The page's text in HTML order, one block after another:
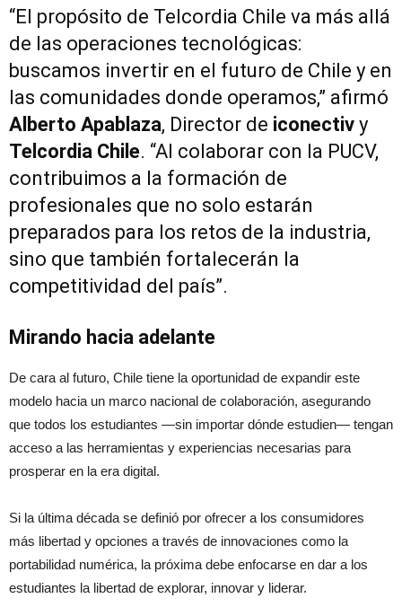
“El propósito de Telcordia Chile va más allá
de las operaciones tecnológicas:
buscamos invertir en el futuro de Chile y en
las comunidades donde operamos,” afirmó
Alberto Apablaza, Director de iconectiv y
Telcordia Chile. “Al colaborar con la PUCV,
contribuimos a la formación de
profesionales que no solo estarán
preparados para los retos de la industria,
sino que también fortalecerán la
competitividad del país”.
Mirando hacia adelante
De cara al futuro, Chile tiene la oportunidad de expandir este
modelo hacia un marco nacional de colaboración, asegurando
que todos los estudiantes —sin importar dónde estudien— tengan
acceso a las herramientas y experiencias necesarias para
prosperar en la era digital.
Si la última década se definió por ofrecer a los consumidores
más libertad y opciones a través de innovaciones como la
portabilidad numérica, la próxima debe enfocarse en dar a los
estudiantes la libertad de explorar, innovar y liderar.